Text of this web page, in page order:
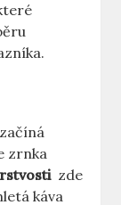
zrnka
‌ zde
káva